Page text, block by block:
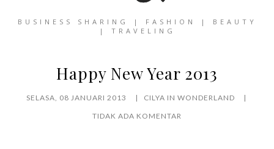
BUSINESS SHARING | FASHION | BEAUTY
| TRAVELING
Happy New Year 2013
SELASA, 08 JANUARI 2013
CILYA IN WONDERLAND
TIDAK ADA KOMENTAR